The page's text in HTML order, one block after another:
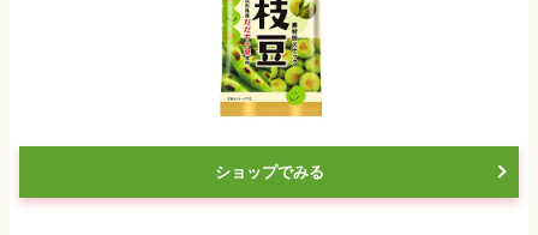
ショップでみる